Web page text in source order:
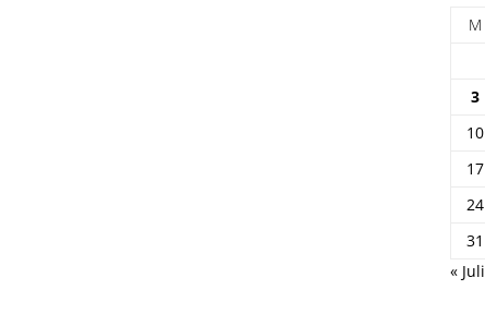
M
3
10
17
24
31
« Juli